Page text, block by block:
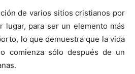
de varios sitios cristianos por
lugar, para ser un elemento más
lo que demuestra que la vida
comienza sólo después de un